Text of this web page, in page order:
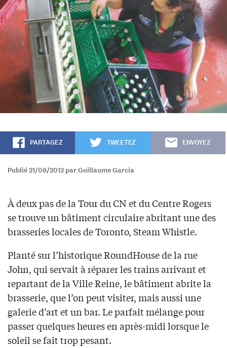
PARTAGEZ TWEETEZ ENVOYEZ
Publié 21/08/2012 par Guillaume Garcia
À deux pas de la Tour du CN et du Centre Rogers
se trouve un bâtiment circulaire abritant une des
brasseries locales de Toronto, Steam Whistle.
Planté sur l’historique RoundHouse de la rue
John, qui servait à réparer les trains arrivant et
repartant de la Ville Reine, le bâtiment abrite la
brasserie, que l’on peut visiter, mais aussi une
galerie d’art et un bar. Le parfait mélange pour
passer quelques heures en après-midi lorsque le
soleil se fait trop pesant.